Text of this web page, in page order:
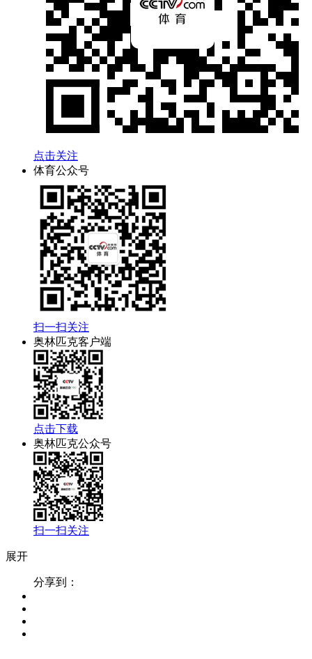
点击关注
体育公众号
扫一扫关注
奥林匹克客户端
点击下载
奥林匹克公众号
扫一扫关注
展开
分享到：